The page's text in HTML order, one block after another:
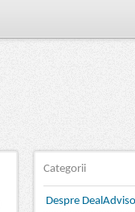
Categorii
Despre